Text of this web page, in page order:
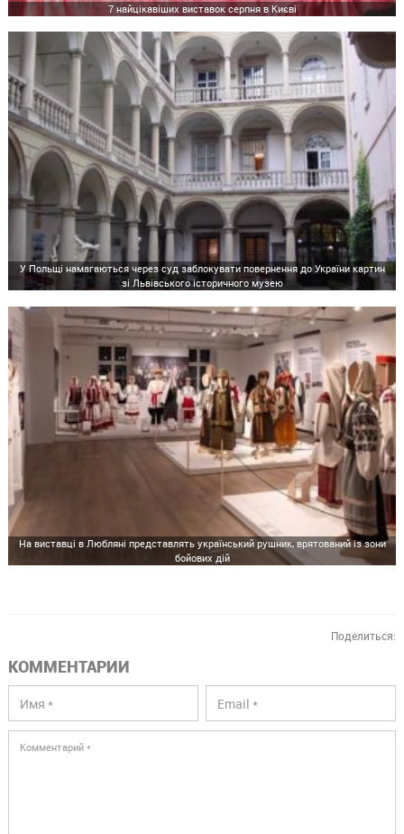
7 найцікавіших виставок серпня в Києві
У Польщі намагаються через суд заблокувати повернення до України картин
зі Львівського історичного музею
На виставці в Любляні представлять український рушник, врятований із зони
бойових дій
Поделиться:
КОММЕНТАРИИ